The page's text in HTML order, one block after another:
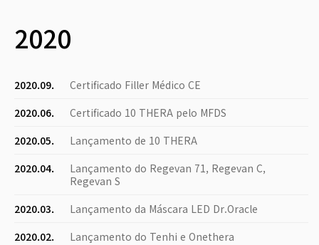
2020
2020.09.
Certificado Filler Médico CE
2020.06.
Certificado 10 THERA pelo MFDS
2020.05.
Lançamento de 10 THERA
2020.04.
Lançamento do Regevan 71, Regevan C,
Regevan S
2020.03.
Lançamento da Máscara LED Dr.Oracle
2020.02.
Lançamento do Tenhi e Onethera